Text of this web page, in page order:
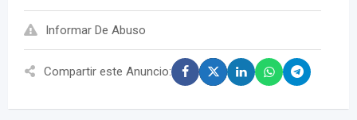
Informar De Abuso
Compartir este Anuncio: